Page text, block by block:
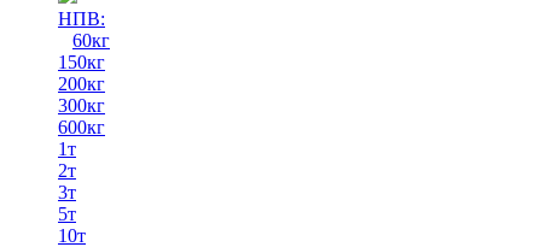
НПВ:
60кг
150кг
200кг
300кг
600кг
1т
2т
3т
5т
10т